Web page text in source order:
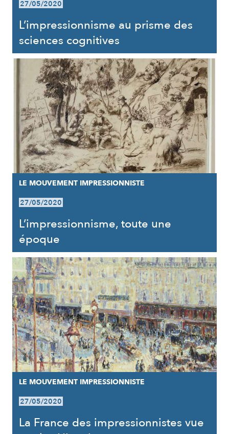
27/05/2020
L’impressionnisme au prisme des
sciences cognitives
LE MOUVEMENT IMPRESSIONNISTE
27/05/2020
L’impressionnisme, toute une
époque
LE MOUVEMENT IMPRESSIONNISTE
27/05/2020
La France des impressionnistes vue